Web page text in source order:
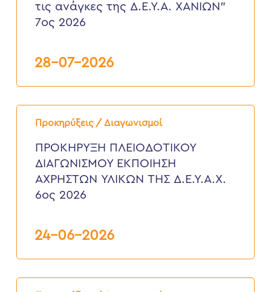
ανάγκες
2026
τις ανάγκες της Δ.Ε.Υ.Α. ΧΑΝΙΩΝ”
7ος 2026
28-07-2026
Προκηρύξεις / Διαγωνισμοί
ΠΡΟΚΗΡΥΞΗ
ΠΛΕΙΟΔΟΤΙΚΟΥ
ΕΚΠΟΙΗΣΗ
ΑΧΡΗΣΤΩΝ
ΥΛΙΚΩΝ
Δ.Ε.Υ.Α.Χ.
ΠΡΟΚΗΡΥΞΗ ΠΛΕΙΟΔΟΤΙΚΟΥ
ΔΙΑΓΩΝΙΣΜΟΥ ΕΚΠΟΙΗΣΗ
ΑΧΡΗΣΤΩΝ ΥΛΙΚΩΝ ΤΗΣ Δ.Ε.Υ.Α.Χ.
6ος 2026
24-06-2026
Προκήρυξη